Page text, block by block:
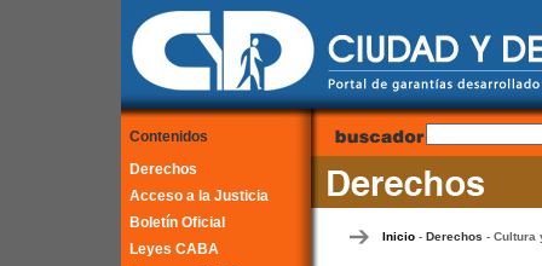
Contenidos
Derechos
Acceso a la Justicia
Boletín Oficial
Leyes CABA
Inicio- Derechos - Cultura